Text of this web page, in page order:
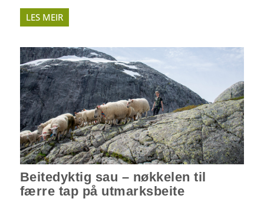
LES MEIR
Beitedyktig sau – nøkkelen til
færre tap på utmarksbeite